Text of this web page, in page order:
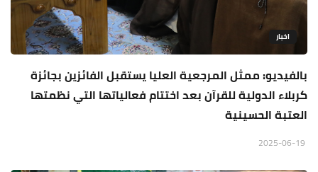
اخبار
بالفيديو: ممثل المرجعية العليا يستقبل الفائزين بجائزة
كربلاء الدولية للقرآن بعد اختتام فعالياتها التي نظمتها
العتبة الحسينية